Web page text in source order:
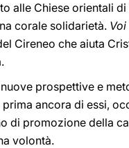
alle Chiese orientali
corale solidarietà.
Cireneo che aiuta
prospettive e
ancora di essi,
di promozione della
volontà.